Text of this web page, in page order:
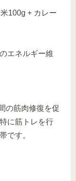
100g + カレー
のエネルギー維
の筋肉修復を促
に筋トレを行
です。